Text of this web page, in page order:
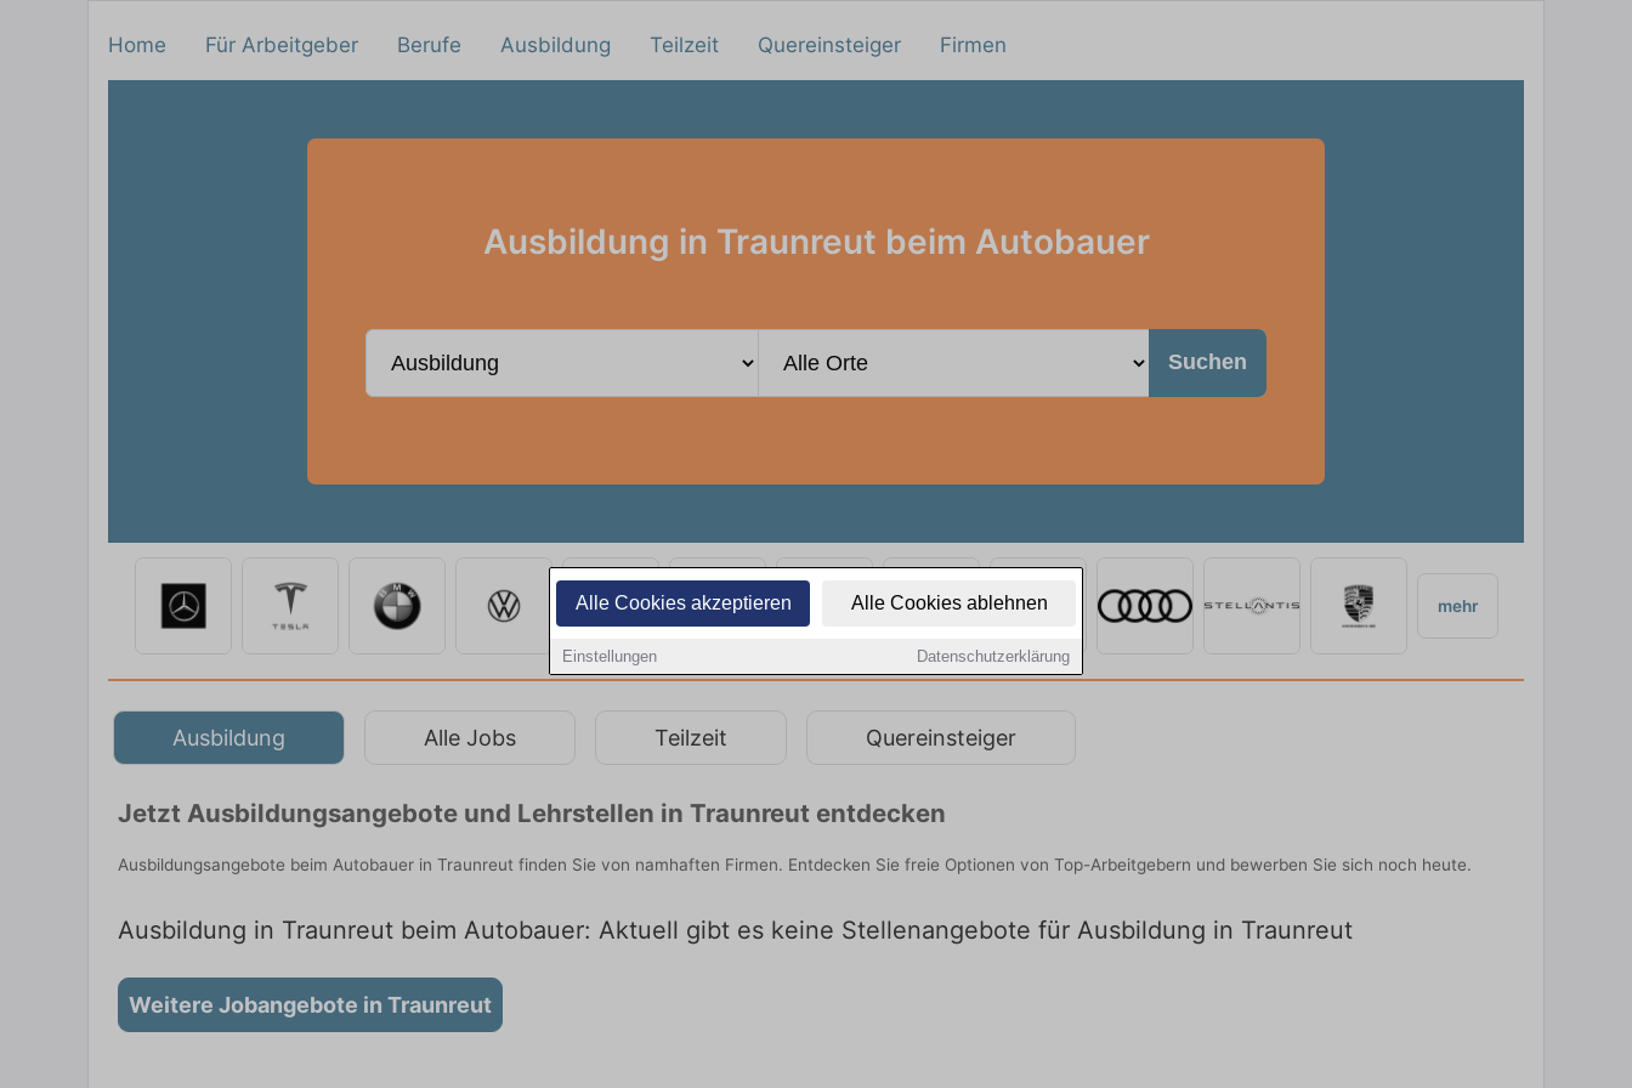
Alle Cookies akzeptieren Alle Cookies ablehnen
Einstellungen Datenschutzerklärung
Home Für Arbeitgeber Berufe Ausbildung Teilzeit Quereinsteiger Firmen
Ausbildung in Traunreut beim Autobauer
Suchen
mehr
Ausbildung Alle Jobs Teilzeit Quereinsteiger
Jetzt Ausbildungsangebote und Lehrstellen in Traunreut entdecken
Ausbildungsangebote beim Autobauer in Traunreut finden Sie von namhaften Firmen. Entdecken Sie freie Optionen von Top-Arbeitgebern und bewerben Sie sich noch heute.
Ausbildung in Traunreut beim Autobauer: Aktuell gibt es keine Stellenangebote für Ausbildung in Traunreut
Weitere Jobangebote in Traunreut